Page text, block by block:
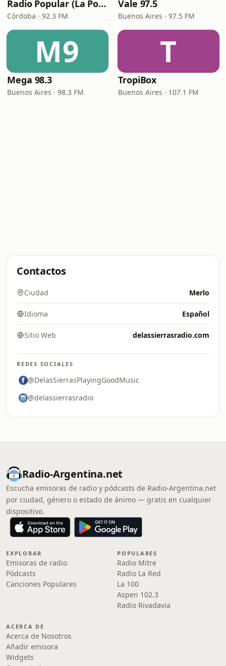
Radio Popular (La Popu)
Córdoba · 92.3 FM
Vale 97.5
Buenos Aires · 97.5 FM
M9
Mega 98.3
Buenos Aires · 98.3 FM
T
TropiBox
Buenos Aires · 107.1 FM
Contactos
Ciudad Merlo
Idioma Español
Sitio Web delassierrasradio.com
REDES SOCIALES
@DelasSierrasPlayingGoodMusic
@delassierrasradio
Radio-Argentina.net
Escucha emisoras de radio y pódcasts de Radio-Argentina.net
por ciudad, género o estado de ánimo — gratis en cualquier
dispositivo.
EXPLORAR
Emisoras de radio
Pódcasts
Canciones Populares
POPULARES
Radio Mitre
Radio La Red
La 100
Aspen 102.3
Radio Rivadavia
ACERCA DE
Acerca de Nosotros
Añadir emisora
Widgets